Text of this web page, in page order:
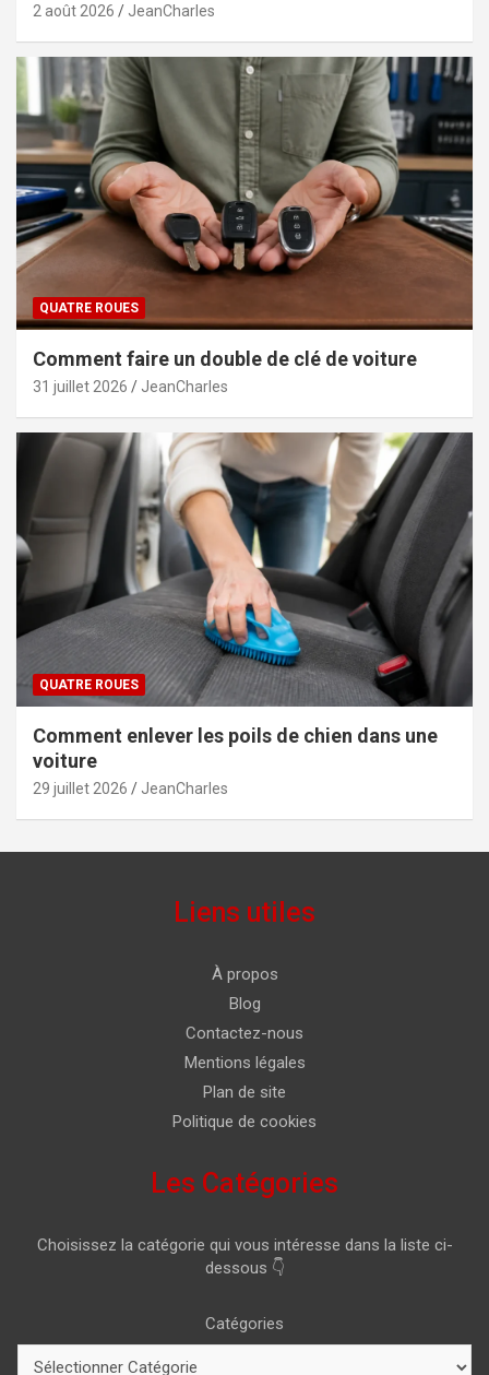
2 août 2026 JeanCharles
QUATRE ROUES
Comment faire un double de clé de voiture
31 juillet 2026 JeanCharles
QUATRE ROUES
Comment enlever les poils de chien dans une
voiture
29 juillet 2026 JeanCharles
Liens utiles
À propos
Blog
Contactez-nous
Mentions légales
Plan de site
Politique de cookies
Les Catégories
Choisissez la catégorie qui vous intéresse dans la liste ci-
dessous 👇
Catégories